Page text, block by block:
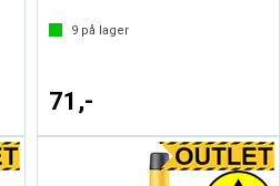
9 på lager
71,-